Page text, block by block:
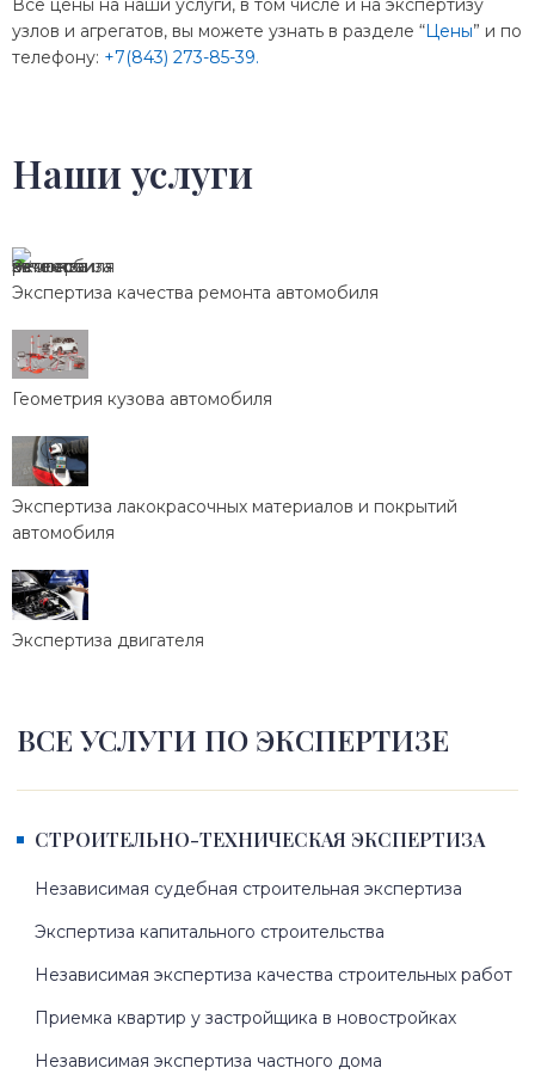
узлов и агрегатов, вы можете узнать в разделе “Цены” и по
телефону: +7(843) 273-85-39.
Наши услуги
Экспертиза качества ремонта автомобиля
Геометрия кузова автомобиля
Экспертиза лакокрасочных материалов и покрытий
автомобиля
Экспертиза двигателя
ВСЕ УСЛУГИ ПО ЭКСПЕРТИЗЕ
СТРОИТЕЛЬНО-ТЕХНИЧЕСКАЯ ЭКСПЕРТИЗА
Независимая судебная строительная экспертиза
Экспертиза капитального строительства
Независимая экспертиза качества строительных работ
Приемка квартир у застройщика в новостройках
Независимая экспертиза частного дома